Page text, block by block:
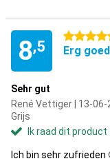
8,5
4.5
Erg goed
Sehr gut
René Vettiger | 13-
Grijs
Ik raad dit product
Ich bin sehr zufrieden